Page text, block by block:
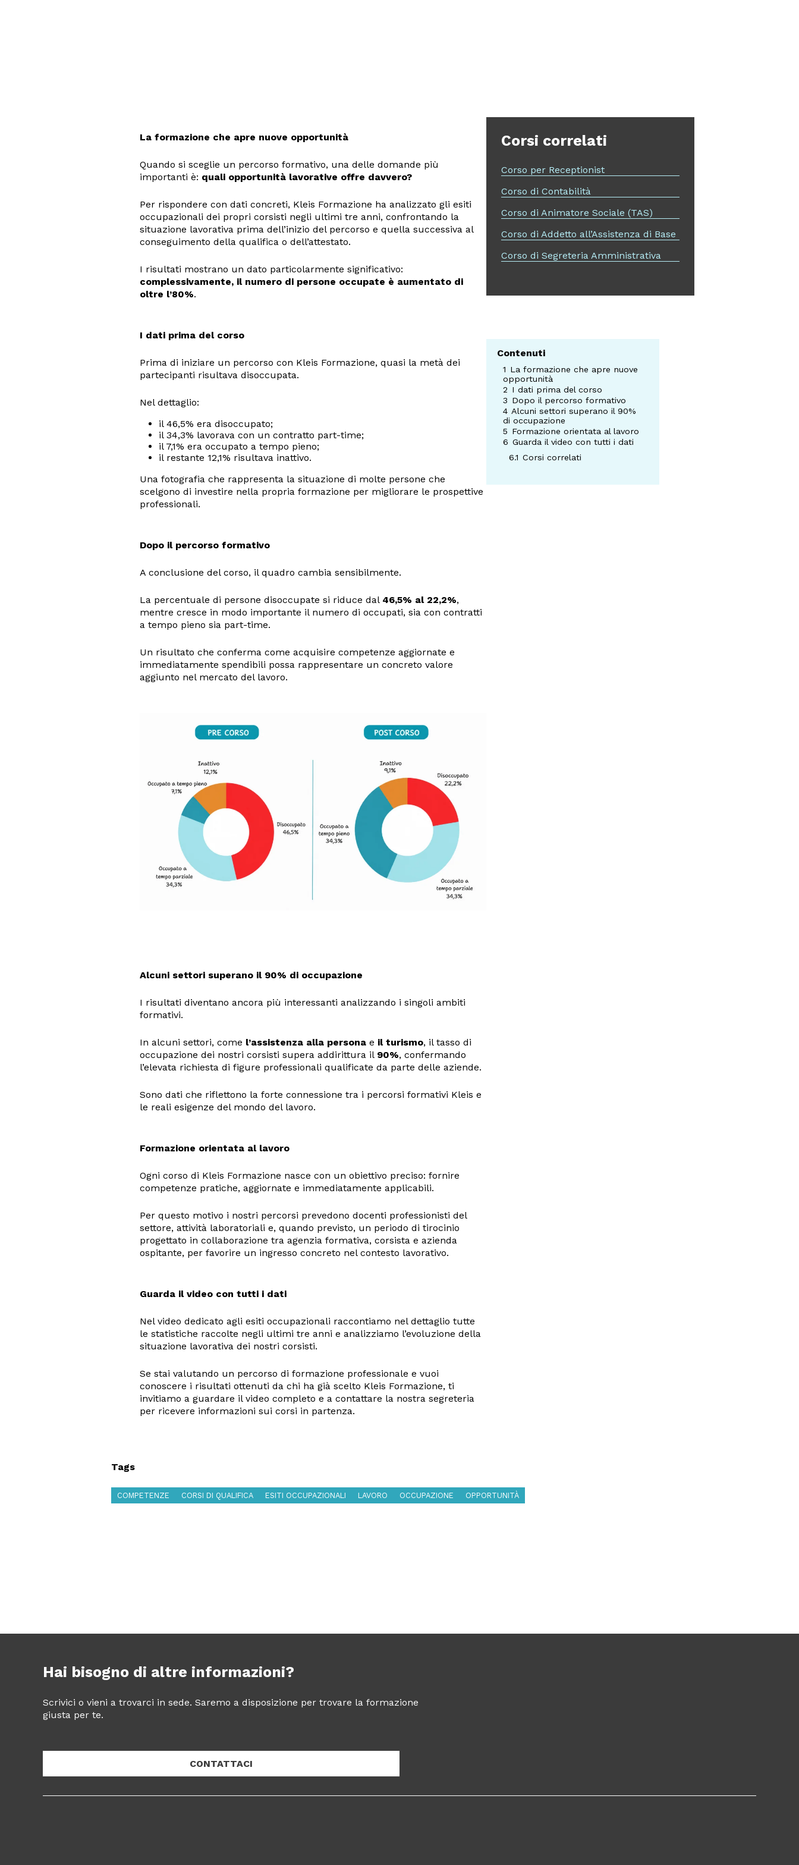
La formazione che apre nuove opportunità
Quando si sceglie un percorso formativo, una delle domande più
importanti è: quali opportunità lavorative offre davvero?
Per rispondere con dati concreti, Kleis Formazione ha analizzato gli esiti
occupazionali dei propri corsisti negli ultimi tre anni, confrontando la
situazione lavorativa prima dell’inizio del percorso e quella successiva al
conseguimento della qualifica o dell’attestato.
I risultati mostrano un dato particolarmente significativo:
complessivamente, il numero di persone occupate è aumentato di
oltre l’80%.
I dati prima del corso
Prima di iniziare un percorso con Kleis Formazione, quasi la metà dei
partecipanti risultava disoccupata.
Nel dettaglio:
il 46,5% era disoccupato;
il 34,3% lavorava con un contratto part-time;
il 7,1% era occupato a tempo pieno;
il restante 12,1% risultava inattivo.
Una fotografia che rappresenta la situazione di molte persone che
scelgono di investire nella propria formazione per migliorare le prospettive
professionali.
Dopo il percorso formativo
A conclusione del corso, il quadro cambia sensibilmente.
La percentuale di persone disoccupate si riduce dal 46,5% al 22,2%,
mentre cresce in modo importante il numero di occupati, sia con contratti
a tempo pieno sia part-time.
Un risultato che conferma come acquisire competenze aggiornate e
immediatamente spendibili possa rappresentare un concreto valore
aggiunto nel mercato del lavoro.
Alcuni settori superano il 90% di occupazione
I risultati diventano ancora più interessanti analizzando i singoli ambiti
formativi.
In alcuni settori, come l’assistenza alla personae il turismo, il tasso di
occupazione dei nostri corsisti supera addirittura il 90%, confermando
l’elevata richiesta di figure professionali qualificate da parte delle aziende.
Sono dati che riflettono la forte connessione tra i percorsi formativi Kleis e
le reali esigenze del mondo del lavoro.
Formazione orientata al lavoro
Ogni corso di Kleis Formazione nasce con un obiettivo preciso: fornire
competenze pratiche, aggiornate e immediatamente applicabili.
Per questo motivo i nostri percorsi prevedono docenti professionisti del
settore, attività laboratoriali e, quando previsto, un periodo di tirocinio
progettato in collaborazione tra agenzia formativa, corsista e azienda
ospitante, per favorire un ingresso concreto nel contesto lavorativo.
Guarda il video con tutti i dati
Nel video dedicato agli esiti occupazionali raccontiamo nel dettaglio tutte
le statistiche raccolte negli ultimi tre anni e analizziamo l’evoluzione della
situazione lavorativa dei nostri corsisti.
Se stai valutando un percorso di formazione professionale e vuoi
conoscere i risultati ottenuti da chi ha già scelto Kleis Formazione, ti
invitiamo a guardare il video completo e a contattare la nostra segreteria
per ricevere informazioni sui corsi in partenza.
Corsi correlati
Corso per Receptionist
Corso di Contabilità
Corso di Animatore Sociale (TAS)
Corso di Addetto all’Assistenza di Base
Corso di Segreteria Amministrativa
Contenuti
1 La formazione che apre nuove
opportunità
2 I dati prima del corso
3 Dopo il percorso formativo
4 Alcuni settori superano il 90%
di occupazione
5 Formazione orientata al lavoro
6 Guarda il video con tutti i dati
6.1 Corsi correlati
Tags
COMPETENZE CORSI DI QUALIFICA ESITI OCCUPAZIONALI LAVORO OCCUPAZIONE OPPORTUNITÀ
Hai bisogno di altre informazioni?
Scrivici o vieni a trovarci in sede. Saremo a disposizione per trovare la formazione
giusta per te.
CONTATTACI